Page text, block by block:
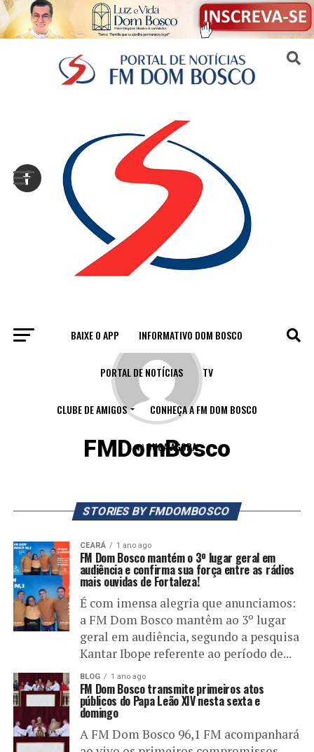
BAIXE O APP INFORMATIVO DOM BOSCO
PORTAL DE NOTÍCIAS TV
CLUBE DE AMIGOS CONHEÇA A FM DOM BOSCO
🔊 OUÇA AGORA
FMDomBosco
STORIES BY FMDOMBOSCO
CEARÁ 1 ano ago
FM Dom Bosco mantém o 3º lugar geral em
audiência e confirma sua força entre as rádios
mais ouvidas de Fortaleza!
É com imensa alegria que anunciamos:
a FM Dom Bosco mantêm ao 3º lugar
geral em audiência, segundo a pesquisa
Kantar Ibope referente ao período de...
BLOG 1 ano ago
FM Dom Bosco transmite primeiros atos
públicos do Papa Leão XIV nesta sexta e
domingo
A FM Dom Bosco 96,1 FM acompanhará
Sair da versão mobile